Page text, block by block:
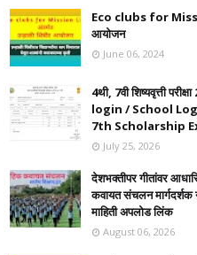
Eco clubs for
आयोजन
June 06, 2024
4थी, 7वी शिष्यवृत्ती
login / School
7th Scholarship
July 25, 2026
देशभक्तीपर गीतांवर
कवायत संचलन
माहिती अपलोड लिंक
August 06, 2026